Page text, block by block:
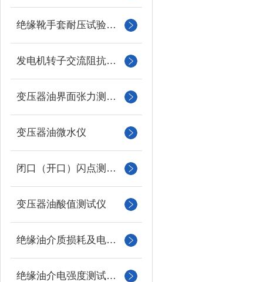
绝缘靴手套耐压试验装置
发电机转子交流阻抗测试仪
变压器油界面张力测试仪
变压器油微水仪
闭口（开口）闪点测定仪
变压器油酸值测试仪
绝缘油介质损耗及电阻率测试仪
绝缘油介电强度测试仪系列